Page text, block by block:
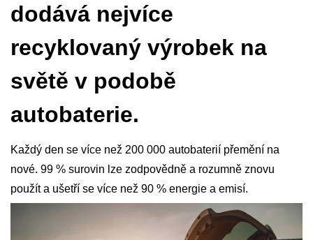
dodává nejvíce
recyklovaný výrobek na
světě v podobě
autobaterie.
Každý den se více než 200 000 autobaterií přemění na
nové. 99 % surovin lze zodpovědně a rozumně znovu
použít a ušetří se více než 90 % energie a emisí.